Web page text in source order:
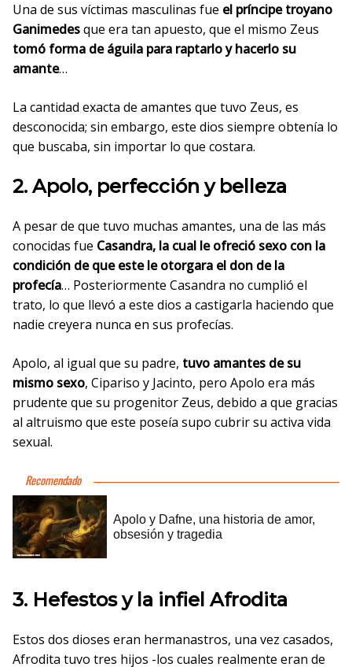
Una de sus víctimas masculinas fue el príncipe troyano
Ganimedesque era tan apuesto, que el mismo Zeus
tomó forma de águila para raptarlo y hacerlo su
amante…
La cantidad exacta de amantes que tuvo Zeus, es
desconocida; sin embargo, este dios siempre obtenía lo
que buscaba, sin importar lo que costara.
2. Apolo, perfección y belleza
A pesar de que tuvo muchas amantes, una de las más
conocidas fue Casandra, la cual le ofreció sexo con la
condición de que este le otorgara el don de la
profecía… Posteriormente Casandra no cumplió el
trato, lo que llevó a este dios a castigarla haciendo que
nadie creyera nunca en sus profecías.
Apolo, al igual que su padre, tuvo amantes de su
mismo sexo, Cipariso y Jacinto, pero Apolo era más
prudente que su progenitor Zeus, debido a que gracias
al altruismo que este poseía supo cubrir su activa vida
sexual.
3. Hefestos y la infiel Afrodita
Estos dos dioses eran hermanastros, una vez casados,
Afrodita tuvo tres hijos -los cuales realmente eran de